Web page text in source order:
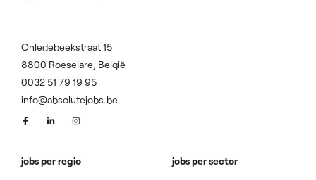
Onledebeekstraat 15
8800 Roeselare, België
0032 51 79 19 95
info@absolutejobs.be
jobs per regio jobs per sector